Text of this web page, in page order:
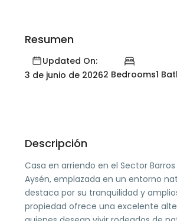
Resumen
Updated On:
3 de junio de 20262 Bedrooms1
Descripción
Casa en arriendo en el Sector Barros
Aysén, emplazada en un entorno
destaca por su tranquilidad y
propiedad ofrece una excelente